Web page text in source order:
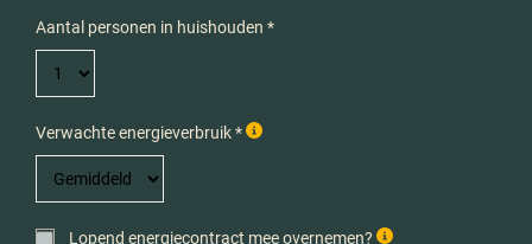
Aantal personen in huishouden *
Verwachte energieverbruik *
Lopend energiecontract mee overnemen?